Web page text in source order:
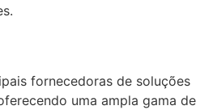
fornecedoras de soluções
uma ampla gama de